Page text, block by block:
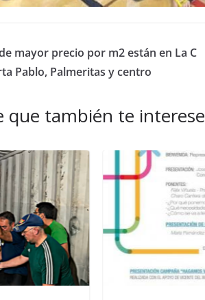
mayor precio por m2 están en La C
Pablo, Palmeritas y centro
que también te interese